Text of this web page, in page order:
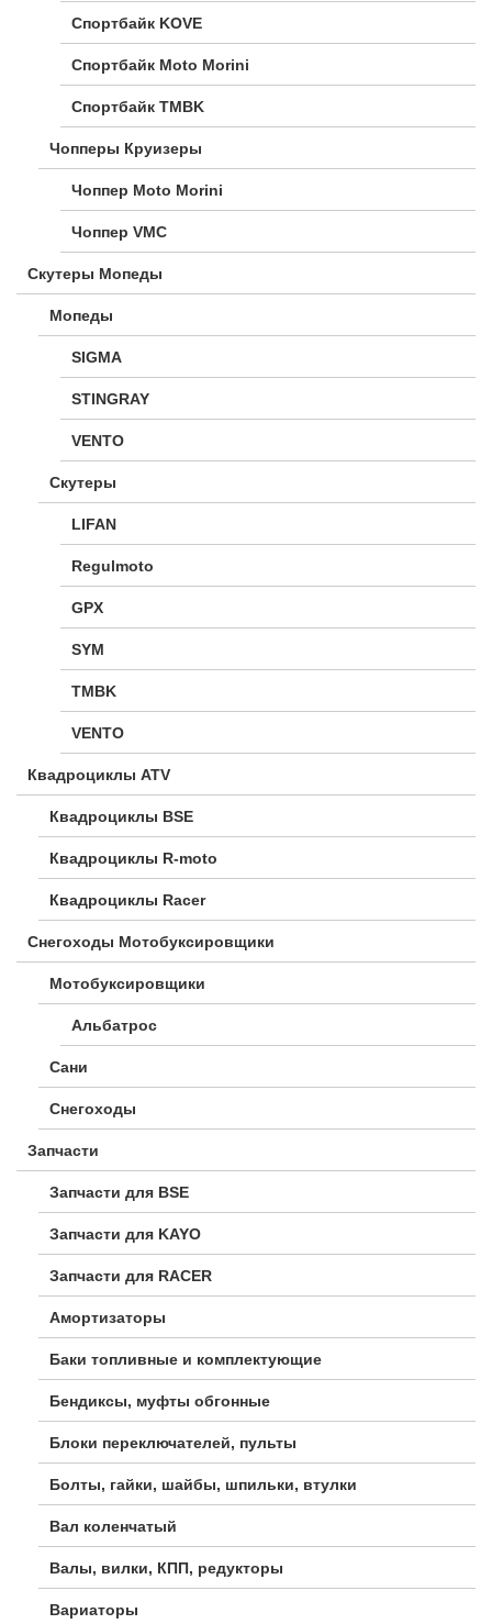
Спортбайк KOVE
Спортбайк Moto Morini
Спортбайк TMBK
Чопперы Круизеры
Чоппер Moto Morini
Чоппер VMC
Скутеры Мопеды
Мопеды
SIGMA
STINGRAY
VENTO
Скутеры
LIFAN
Regulmoto
GPX
SYM
TMBK
VENTO
Квадроциклы ATV
Квадроциклы BSE
Квадроциклы R-moto
Квадроциклы Racer
Снегоходы Мотобуксировщики
Мотобуксировщики
Альбатрос
Сани
Снегоходы
Запчасти
Запчасти для BSE
Запчасти для KAYO
Запчасти для RACER
Амортизаторы
Баки топливные и комплектующие
Бендиксы, муфты обгонные
Блоки переключателей, пульты
Болты, гайки, шайбы, шпильки, втулки
Вал коленчатый
Валы, вилки, КПП, редукторы
Вариаторы